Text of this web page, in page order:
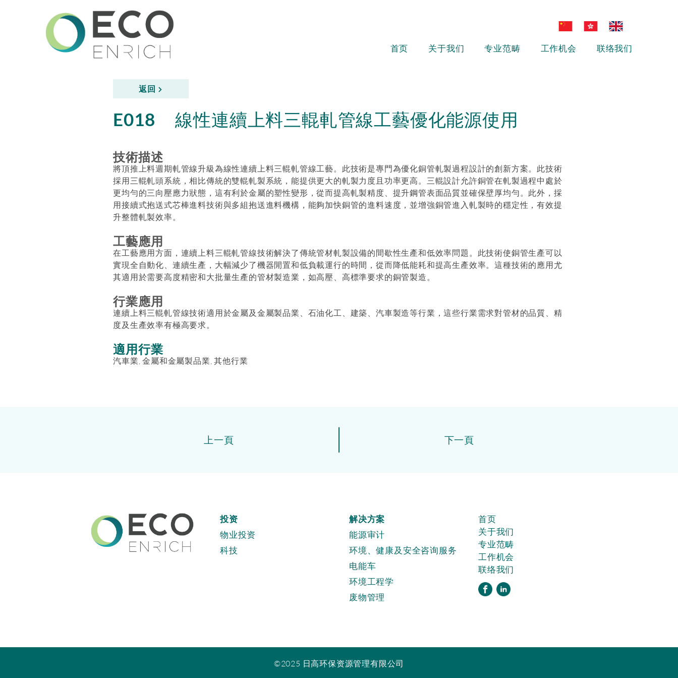
首页 关于我们 专业范畴 工作机会 联络我们
返回
E018 線性連續上料三輥軋管線工藝優化能源使用
技術描述
將頂推上料週期軋管線升級為線性連續上料三輥軋管線工藝。此技術是專門為優化銅管軋製過程設計的創新方案。此技術
採用三輥軋頭系統，相比傳統的雙輥軋製系統，能提供更大的軋製力度且功率更高。三輥設計允許銅管在軋製過程中處於
更均勻的三向壓應力狀態，這有利於金屬的塑性變形，從而提高軋製精度、提升鋼管表面品質並確保壁厚均勻。此外，採
用接續式抱送式芯棒進料技術與多組抱送進料機構，能夠加快銅管的進料速度，並增強銅管進入軋製時的穩定性，有效提
升整體軋製效率。
工藝應用
在工藝應用方面，連續上料三輥軋管線技術解決了傳統管材軋製設備的間歇性生產和低效率問題。此技術使銅管生產可以
實現全自動化、連續生產，大幅減少了機器閒置和低負載運行的時間，從而降低能耗和提高生產效率。這種技術的應用尤
其適用於需要高度精密和大批量生產的管材製造業，如高壓、高標準要求的銅管製造。
行業應用
連續上料三輥軋管線技術適用於金屬及金屬製品業、石油化工、建築、汽車製造等行業，這些行業需求對管材的品質、精
度及生產效率有極高要求。
適用行業
汽車業, 金屬和金屬製品業, 其他行業
上一頁 下一頁
投资
物业投资
科技
解决方案
能源审计
环境、健康及安全咨询服务
电能车
环境工程学
废物管理
首页
关于我们
专业范畴
工作机会
联络我们
©2025 日高环保资源管理有限公司